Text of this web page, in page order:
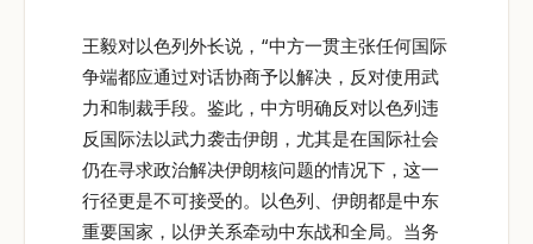
王毅对以色列外长说，“中方一贯主张任何国际
争端都应通过对话协商予以解决，反对使用武
力和制裁手段。鉴此，中方明确反对以色列违
反国际法以武力袭击伊朗，尤其是在国际社会
仍在寻求政治解决伊朗核问题的情况下，这一
行径更是不可接受的。以色列、伊朗都是中东
重要国家，以伊关系牵动中东战和全局。当务